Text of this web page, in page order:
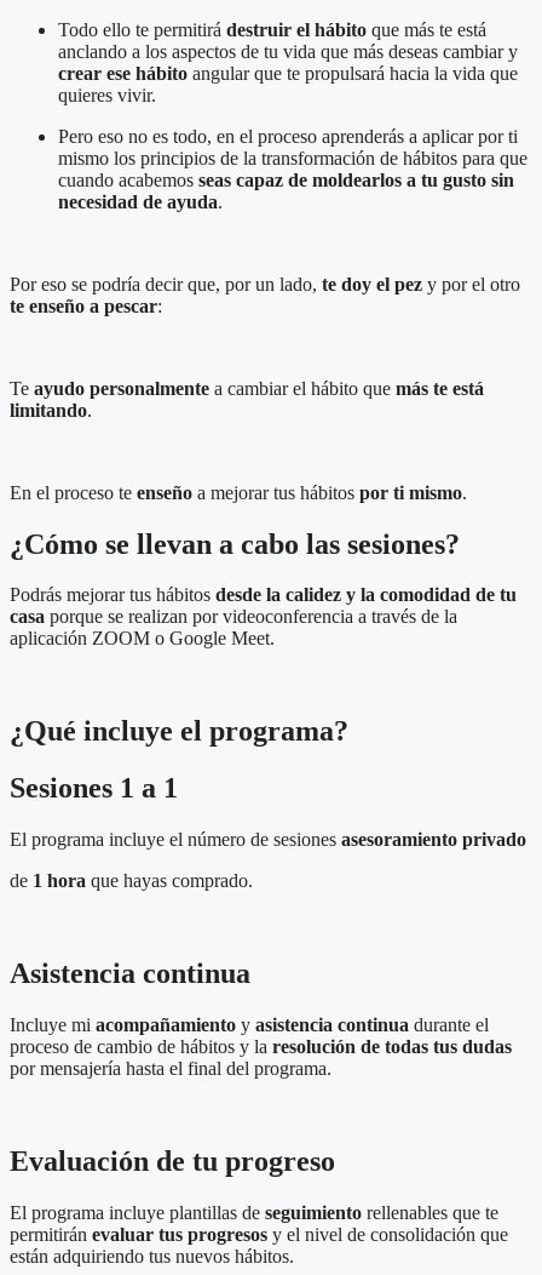
Todo ello te permitirá destruir el hábito que más te está
anclando a los aspectos de tu vida que más deseas cambiar y
crear ese hábito angular que te propulsará hacia la vida que
quieres vivir.
Pero eso no es todo, en el proceso aprenderás a aplicar por ti
mismo los principios de la transformación de hábitos para que
cuando acabemos seas capaz de moldearlos a tu gusto sin
necesidad de ayuda.
Por eso se podría decir que, por un lado, te doy el pez y por el otro
te enseño a pescar:
Te ayudo personalmente a cambiar el hábito que más te está
limitando.
En el proceso te enseño a mejorar tus hábitos por ti mismo.
¿Cómo se llevan a cabo las sesiones?
Podrás mejorar tus hábitos desde la calidez y la comodidad de tu
casa porque se realizan por videoconferencia a través de la
aplicación ZOOM o Google Meet.
¿Qué incluye el programa?
Sesiones 1 a 1
El programa incluye el número de sesiones asesoramiento privado
de 1 hora que hayas comprado.
Asistencia continua
Incluye mi acompañamiento y asistencia continua durante el
proceso de cambio de hábitos y la resolución de todas tus dudas
pormensajería hasta el final del programa.
Evaluación de tu progreso
El programa incluye plantillas de seguimiento rellenables que te
permitirán evaluar tus progresos y el nivel de consolidación que
están adquiriendo tus nuevos hábitos.